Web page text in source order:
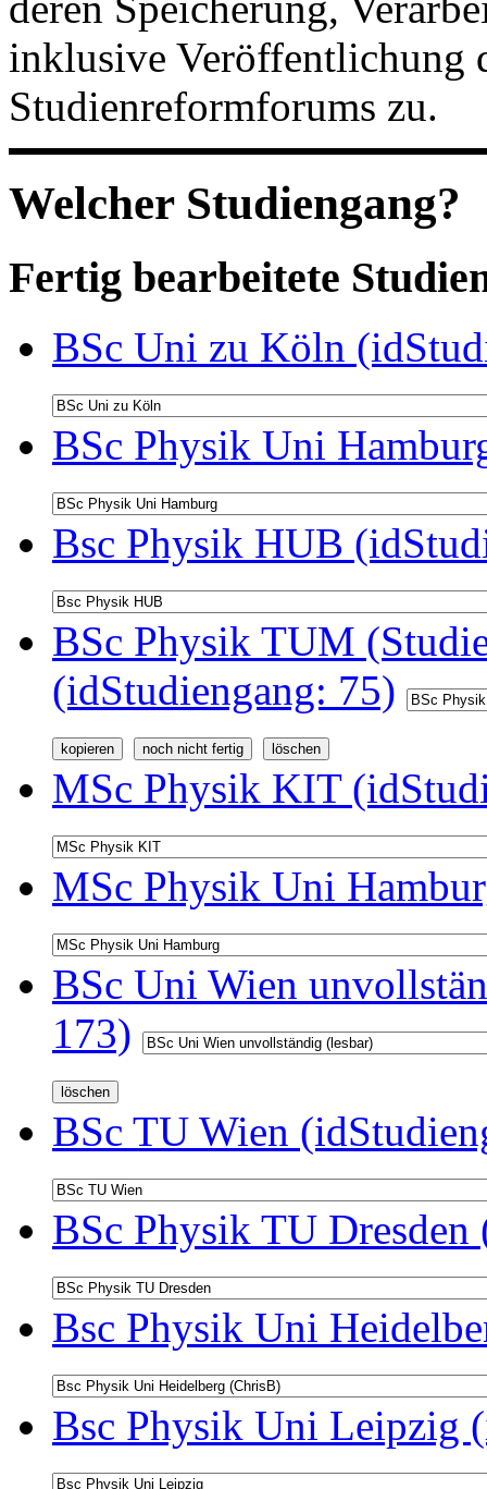
inklusive Veröffentlichung
Studienreformforums zu.
Welcher Studiengang?
Fertig bearbeitete
BSc Uni zu Köln
BSc Physik Uni
Bsc Physik HUB
BSc Physik TUM
(idStudiengang: 75)
MSc Physik KIT
MSc Physik Uni
BSc Uni Wien
173)
BSc TU Wien
BSc Physik TU
Bsc Physik Uni
Bsc Physik Uni Leipzig